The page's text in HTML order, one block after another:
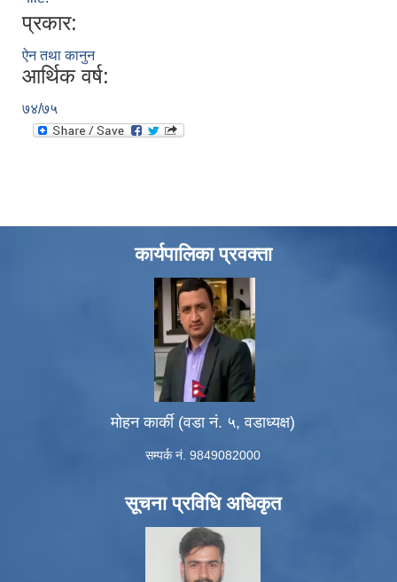
प्रकार:
ऐन तथा कानुन
आर्थिक वर्ष:
७४/७५
कार्यपालिका प्रवक्ता
मोहन कार्की (वडा नं. ५, वडाध्यक्ष)
सम्पर्क नं. 9849082000
सूचना प्रविधि अधिकृत